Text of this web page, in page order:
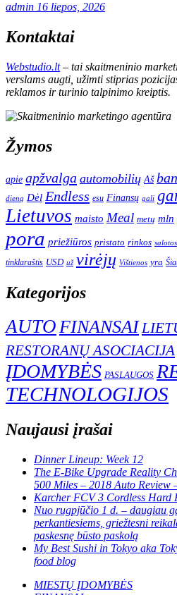
admin 16 liepos, 2026
Kontaktai
Webstudio.lt– tai skaitmeninio
verslams augti, užimti stiprias
reklamos ir turinio talpinimo kreiptis.
Žymos
apie apžvalga automobilių Aš
dieną Dėl Endless esu Finansų gali
Lietuvos maisto Meal metų mln
pora priežiūros pristato rinkos salotos
tinklaraštis USD už virėjų Vištienos yra
Kategorijos
AUTOFINANSAI
RESTORANŲ ASOCIACIJA
ĮDOMYBĖS PASLAUGOS
TECHNOLOGIJOS
Naujausi įrašai
Dinner Lineup: Week 12
The E-Bike Upgrade Reality
500 Miles – 2018 Auto Review
Karcher FCV 3 Cordless Hard
Nuo rugpjūčio 1 d. – daugiau
perkantiesiems, griežtesni
paskesnę būsto paskolą
My Best Sushi in Tokyo aka
food blog
MIESTŲ ĮDOMYBĖS